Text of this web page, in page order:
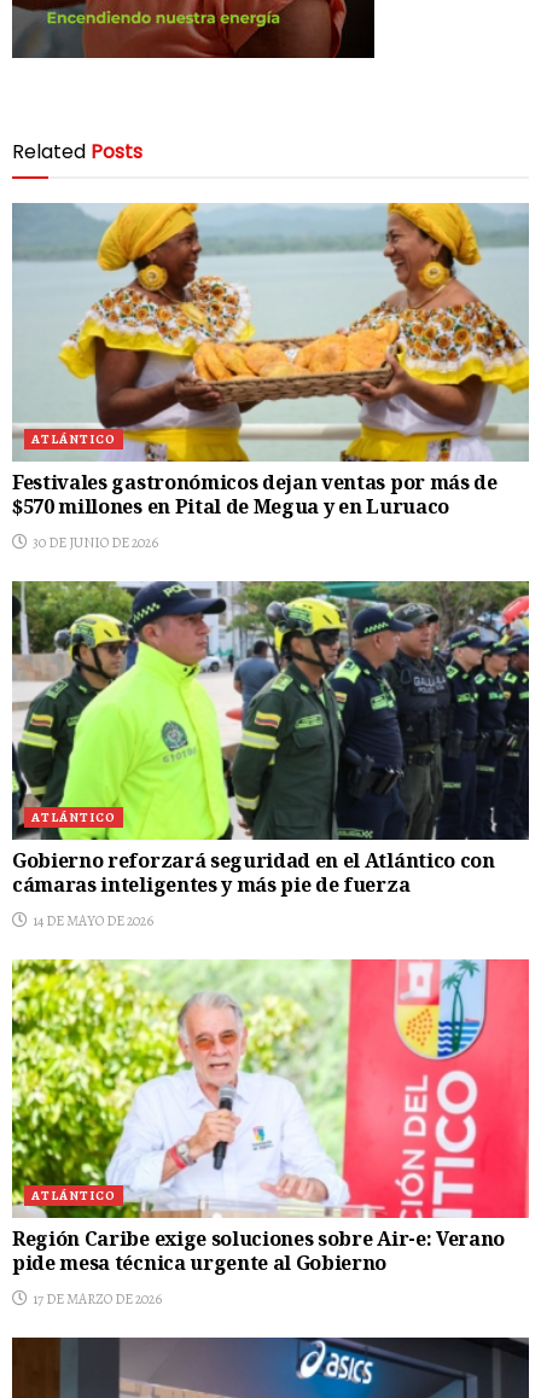
Related Posts
ATLÁNTICO
Festivales gastronómicos dejan ventas por más de
$570 millones en Pital de Megua y en Luruaco
30 DE JUNIO DE 2026
ATLÁNTICO
Gobierno reforzará seguridad en el Atlántico con
cámaras inteligentes y más pie de fuerza
14 DE MAYO DE 2026
ATLÁNTICO
Región Caribe exige soluciones sobre Air-e: Verano
pide mesa técnica urgente al Gobierno
17 DE MARZO DE 2026